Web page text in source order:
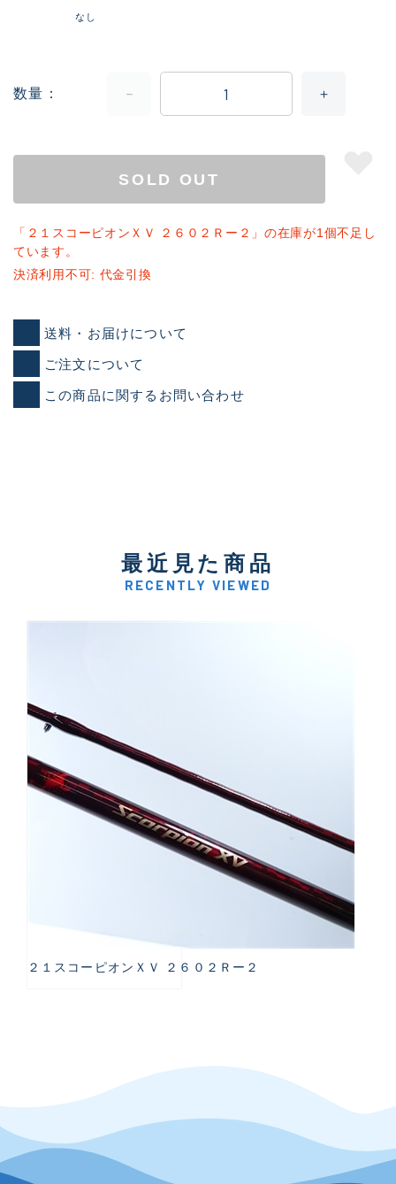
なし
数量
SOLD OUT
「２１スコーピオンＸＶ ２６０２Ｒー２」の在庫が1個不足し
ています。
決済利用不可: 代金引換
送料・お届けについて
ご注文について
この商品に関するお問い合わせ
最近見た商品
RECENTLY VIEWED
２１スコーピオンＸＶ ２６０２Ｒー２